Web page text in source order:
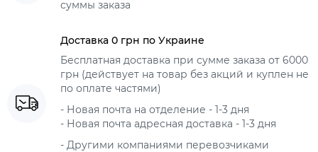
суммы заказа
Доставка 0 грн по Украине
Бесплатная доставка при сумме заказа от 6000
грн (действует на товар без акций и куплен не
по оплате частями)
- Новая почта на отделение - 1-3 дня
- Новая почта адресная доставка - 1-3 дня
- Другими компаниями перевозчиками